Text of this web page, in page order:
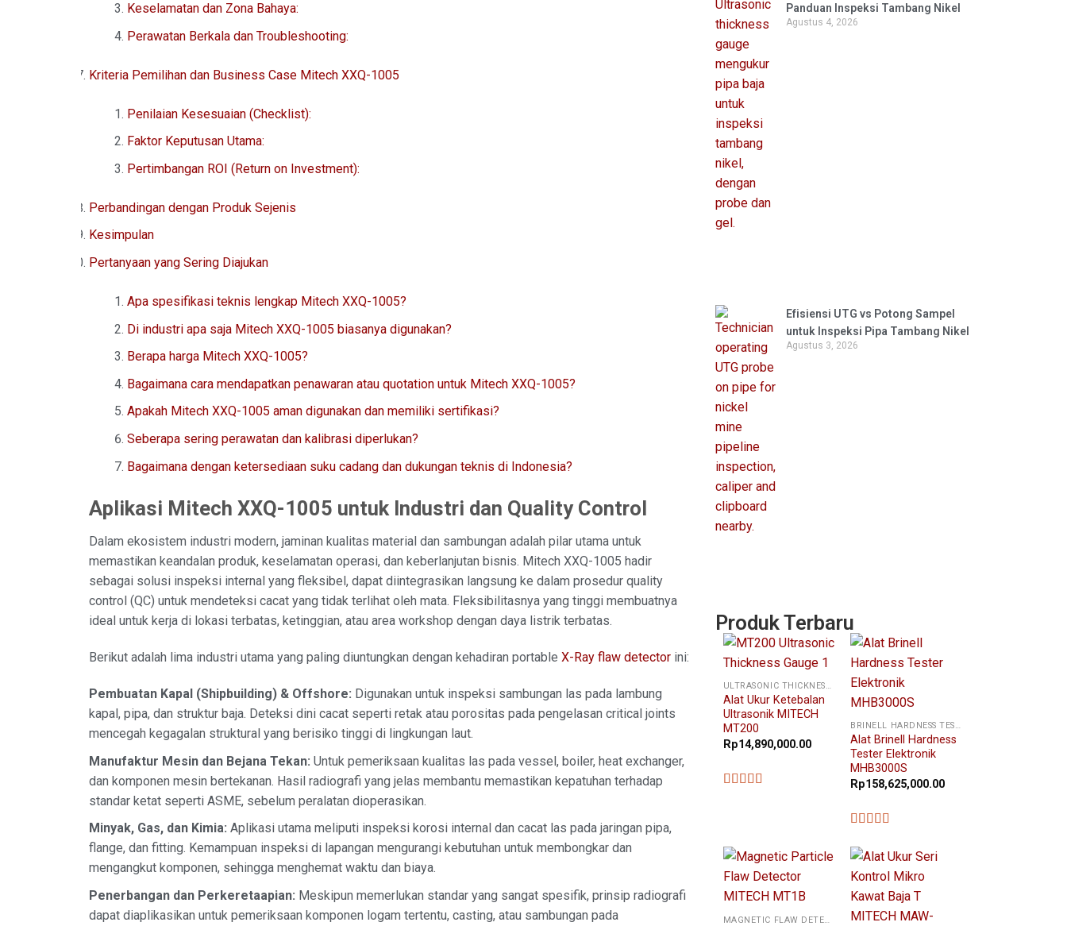
Keselamatan dan Zona Bahaya:
Perawatan Berkala dan Troubleshooting:
Kriteria Pemilihan dan Business Case Mitech XXQ-1005
Penilaian Kesesuaian (Checklist):
Faktor Keputusan Utama:
Pertimbangan ROI (Return on Investment):
Perbandingan dengan Produk Sejenis
Kesimpulan
Pertanyaan yang Sering Diajukan
Apa spesifikasi teknis lengkap Mitech XXQ-1005?
Di industri apa saja Mitech XXQ-1005 biasanya digunakan?
Berapa harga Mitech XXQ-1005?
Bagaimana cara mendapatkan penawaran atau quotation untuk Mitech XXQ-1005?
Apakah Mitech XXQ-1005 aman digunakan dan memiliki sertifikasi?
Seberapa sering perawatan dan kalibrasi diperlukan?
Bagaimana dengan ketersediaan suku cadang dan dukungan teknis di Indonesia?
Aplikasi Mitech XXQ-1005 untuk Industri dan Quality Control
Dalam ekosistem industri modern, jaminan kualitas material dan sambungan adalah pilar utama untuk
memastikan keandalan produk, keselamatan operasi, dan keberlanjutan bisnis. Mitech XXQ-1005 hadir
sebagai solusi inspeksi internal yang fleksibel, dapat diintegrasikan langsung ke dalam prosedur quality
control (QC) untuk mendeteksi cacat yang tidak terlihat oleh mata. Fleksibilitasnya yang tinggi membuatnya
ideal untuk kerja di lokasi terbatas, ketinggian, atau area workshop dengan daya listrik terbatas.
Berikut adalah lima industri utama yang paling diuntungkan dengan kehadiran portable X-Ray flaw detector ini:
Pembuatan Kapal (Shipbuilding) & Offshore: Digunakan untuk inspeksi sambungan las pada lambung
kapal, pipa, dan struktur baja. Deteksi dini cacat seperti retak atau porositas pada pengelasan critical joints
mencegah kegagalan struktural yang berisiko tinggi di lingkungan laut.
Manufaktur Mesin dan Bejana Tekan: Untuk pemeriksaan kualitas las pada vessel, boiler, heat exchanger,
dan komponen mesin bertekanan. Hasil radiografi yang jelas membantu memastikan kepatuhan terhadap
standar ketat seperti ASME, sebelum peralatan dioperasikan.
Minyak, Gas, dan Kimia: Aplikasi utama meliputi inspeksi korosi internal dan cacat las pada jaringan pipa,
flange, dan fitting. Kemampuan inspeksi di lapangan mengurangi kebutuhan untuk membongkar dan
mengangkut komponen, sehingga menghemat waktu dan biaya.
Penerbangan dan Perkeretaapian: Meskipun memerlukan standar yang sangat spesifik, prinsip radiografi
dapat diaplikasikan untuk pemeriksaan komponen logam tertentu, casting, atau sambungan pada
Panduan Inspeksi Tambang Nikel
Agustus 4, 2026
Efisiensi UTG vs Potong Sampel
untuk Inspeksi Pipa Tambang Nikel
Agustus 3, 2026
Produk Terbaru
ULTRASONIC THICKNESS GAUGE
Alat Ukur Ketebalan
Ultrasonik MITECH
MT200
Rp14,890,000.00
BRINELL HARDNESS TESTER
Alat Brinell Hardness
Tester Elektronik
MHB3000S
Rp158,625,000.00
MAGNETIC FLAW DETECTOR